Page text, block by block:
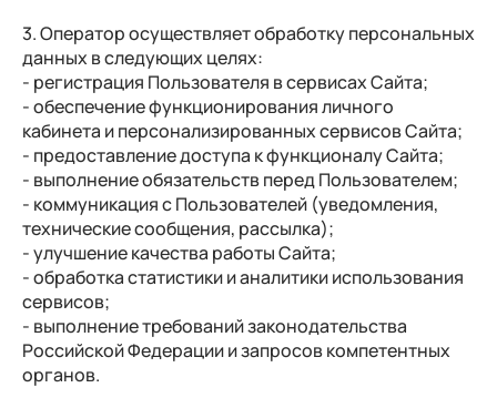
3. Оператор осуществляет обработку персональных
данных в следующих целях:
- регистрация Пользователя в сервисах Сайта;
- обеспечение функционирования личного
кабинета и персонализированных сервисов Сайта;
- предоставление доступа к функционалу Сайта;
- выполнение обязательств перед Пользователем;
- коммуникация с Пользователей (уведомления,
технические сообщения, рассылка);
- улучшение качества работы Сайта;
- обработка статистики и аналитики использования
сервисов;
- выполнение требований законодательства
Российской Федерации и запросов компетентных
органов.